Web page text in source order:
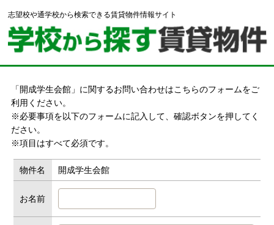
志望校や通学校から検索できる賃貸物件情報サイト
「開成学生会館」に関するお問い合わせはこちらのフォームをご
利用ください。
※必要事項を以下のフォームに記入して、確認ボタンを押してく
ださい。
※項目はすべて必須です。
物件名 開成学生会館
お名前